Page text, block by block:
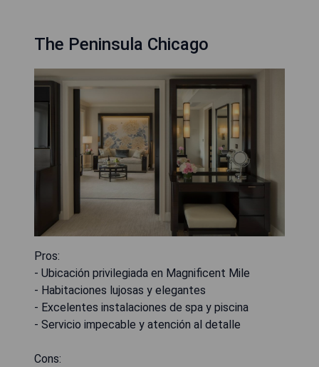
The Peninsula Chicago
Pros:
- Ubicación privilegiada en Magnificent Mile
- Habitaciones lujosas y elegantes
- Excelentes instalaciones de spa y piscina
- Servicio impecable y atención al detalle
Cons: